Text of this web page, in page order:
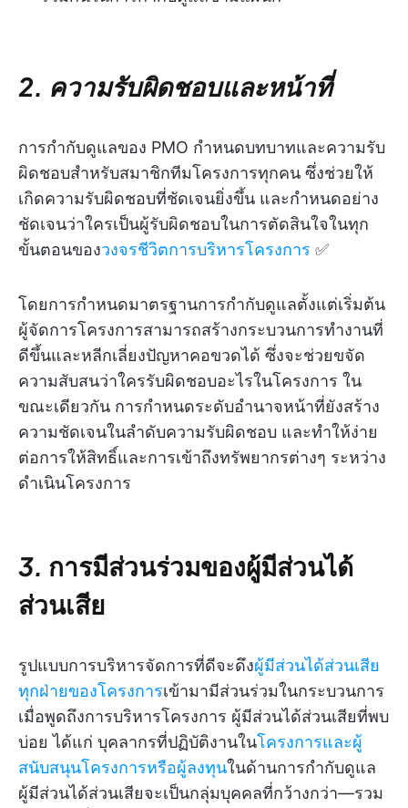
2. ความรับผิดชอบและหน้าที่
การกำกับดูแลของ PMO กำหนดบทบาทและความรับ
ผิดชอบสำหรับสมาชิกทีมโครงการทุกคน ซึ่งช่วยให้
เกิดความรับผิดชอบที่ชัดเจนยิ่งขึ้น และกำหนดอย่าง
ชัดเจนว่าใครเป็นผู้รับผิดชอบในการตัดสินใจในทุก
ขั้นตอนของวงจรชีวิตการบริหารโครงการ ✅
โดยการกำหนดมาตรฐานการกำกับดูแลตั้งแต่เริ่มต้น
ผู้จัดการโครงการสามารถสร้างกระบวนการทำงานที่
ดีขึ้นและหลีกเลี่ยงปัญหาคอขวดได้ ซึ่งจะช่วยขจัด
ความสับสนว่าใครรับผิดชอบอะไรในโครงการ ใน
ขณะเดียวกัน การกำหนดระดับอำนาจหน้าที่ยังสร้าง
ความชัดเจนในลำดับความรับผิดชอบ และทำให้ง่าย
ต่อการให้สิทธิ์และการเข้าถึงทรัพยากรต่างๆ ระหว่าง
ดำเนินโครงการ
3. การมีส่วนร่วมของผู้มีส่วนได้
ส่วนเสีย
รูปแบบการบริหารจัดการที่ดีจะดึงผู้มีส่วนได้ส่วนเสีย
ทุกฝ่ายของโครงการเข้ามามีส่วนร่วมในกระบวนการ
เมื่อพูดถึงการบริหารโครงการ ผู้มีส่วนได้ส่วนเสียที่พบ
บ่อย ได้แก่ บุคลากรที่ปฏิบัติงานในโครงการและผู้
สนับสนุนโครงการหรือผู้ลงทุนในด้านการกำกับดูแล
ผู้มีส่วนได้ส่วนเสียจะเป็นกลุ่มบุคคลที่กว้างกว่า—รวม